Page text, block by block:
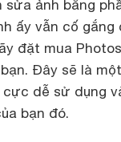
ảnh bằng
ấy vẫn cố gắng
đặt mua
Đây sẽ là
cực dễ sử dụng
bạn đó.